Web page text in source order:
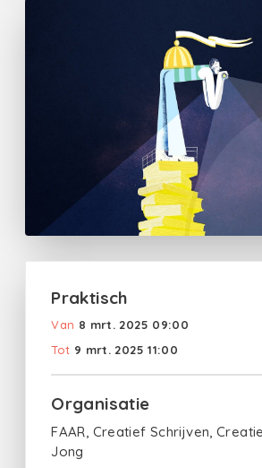
Praktisch
Van 8 mrt. 2025 09:00
Tot 9 mrt. 2025 11:00
Organisatie
FAAR, Creatief Schrijven,
Jong